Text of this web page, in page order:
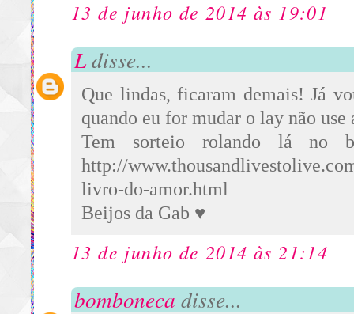
13 de junho de 2014 às 19:01
Ldisse...
Que lindas, ficaram demais! Já
quando eu for mudar o lay não use
Tem sorteio rolando lá no
http://
livro-do-amor.html
Beijos da Gab ♥
13 de junho de 2014 às 21:14
bomboneca disse...